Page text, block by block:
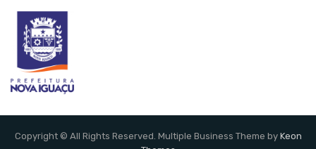
Copyright © All Rights Reserved. Multiple Business Theme by Keon